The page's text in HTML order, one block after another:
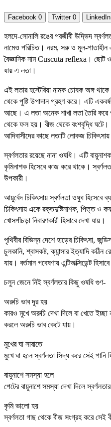
Facebook 0 Twitter 0 LinkedIn
হলদে-সোনালি রঙের পরজীবী উদ্ভিদ
নামেও পরিচিত। নরম, সরু ও মূল-
বৈজ্ঞানিক নাম Cuscuta reflexa। ছোট ও
যায় এ লতা।
এই লতার হস্টেরিয়া নামক চোষক অঙ্গ
থেকে পুষ্টি উপাদান গ্রহণ করে। এটি
আছে। এ লতা অনেক শাখা লতা তৈরি
থেকে ফল হয়। বীজ থেকে বংশবৃদ্ধি ঘটে।
আদিবাসীদের কাছে লতাটি লোকজ
স্বর্ণলতার রয়েছে নানা ওষধি। এটি
কৃমিনাশক হিসেবে কাজ করে থাকে।
উপকারী।
আয়ুর্বেদ চিকিৎসায় স্বর্ণলতা ওষুধ হিসেবে
চিকিৎসায় একে রক্তদুষ্টিনাশক, পিত্ত ও
খোসপাঁচড়া নিবারণকারী হিসাবে দেখা যায়।
পৃথিবীর বিভিন্ন দেশে হাড়ের চিকিৎসা,
চুলকানি, শ্বাসকষ্ট, ক্যান্সার ইত্যাদি কঠিন
যায়। বর্তমান গবেষণায় এন্টিঅক্সিডেন্ট
চলুন জেনে নিই স্বর্ণলতার কিছু ওষধি গুণ-
অরুচি ভাব দূর হয়
কারও মুখে অরুচি দেখা দিলে বা খেতে
করলে অরুচি ভাব কেটে যায়।
মুখের ঘা সারাতে
মুখে ঘা হলে স্বর্ণলতা সিদ্ধ করে সেই
বায়ুনাশে সমস্যা হলে
পেটের বায়ুনাশে সমস্যা দেখা দিলে
কৃমি ভালো হয়
স্বর্ণলতা গাছ থেকে বীজ সংগ্রহ করে সেই